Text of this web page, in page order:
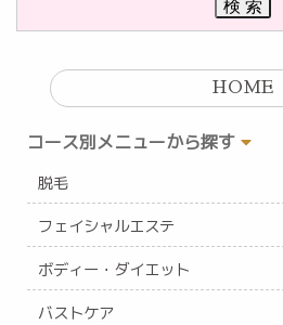
HOME
コース別メニューから探す
脱毛
フェイシャルエステ
ボディー・ダイエット
バストケア